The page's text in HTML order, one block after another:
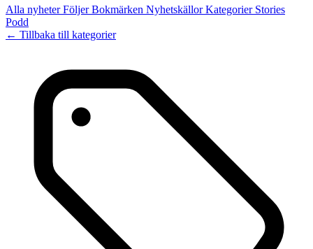
Alla nyheterFöljerBokmärken NyhetskällorKategorier Stories
Podd
← Tillbaka till kategorier